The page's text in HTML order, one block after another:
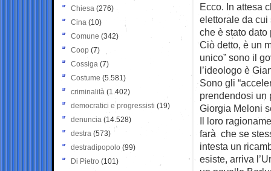
Ecco. In attesa
elettorale da
che è stato dato
Ciò detto, è un
unico” sono il
l’ideologo è
Sono gli
prendendosi un
Giorgia Meloni
Il loro
farà che se
intesta un
esiste, arriva
Chiesa (276)
Cina (10)
Comune (342)
Coop (7)
Cossiga (7)
Costume (5.581)
criminalità (1.402)
democratici e progressisti (19)
denuncia (14.528)
destra (573)
destradipopolo (99)
Di Pietro (101)